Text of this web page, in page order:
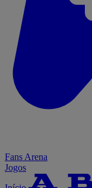
Fans Arena
Jogos